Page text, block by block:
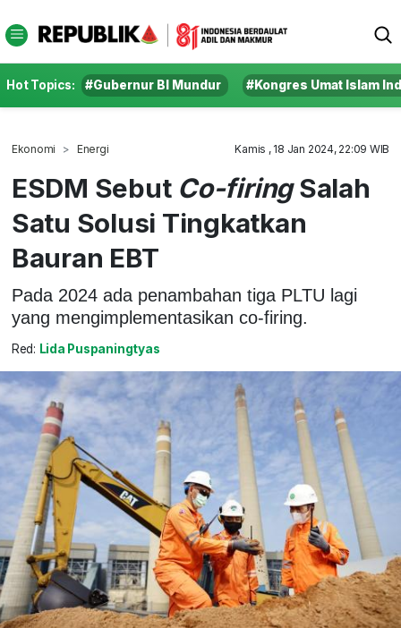
Hot Topics: #Gubernur BI Mundur #Kongres Umat Islam
Ekonomi Energi Kamis , 18 Jan 2024, 22:09 WIB
ESDM Sebut Co-firingSalah
Satu Solusi Tingkatkan
Bauran EBT
Pada 2024 ada penambahan tiga PLTU lagi
yang mengimplementasikan co-firing.
Red: Lida Puspaningtyas